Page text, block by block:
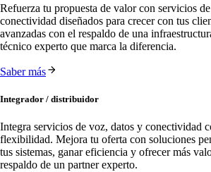
Refuerza tu propuesta de valor con servicios
conectividad diseñados para crecer con tus
avanzadas con el respaldo de una
técnico experto que marca la diferencia.
Saber más
Integrador / distribuidor
Integra servicios de voz, datos y conectividad
flexibilidad. Mejora tu oferta con soluciones
tus sistemas, ganar eficiencia y ofrecer más
respaldo de un partner experto.